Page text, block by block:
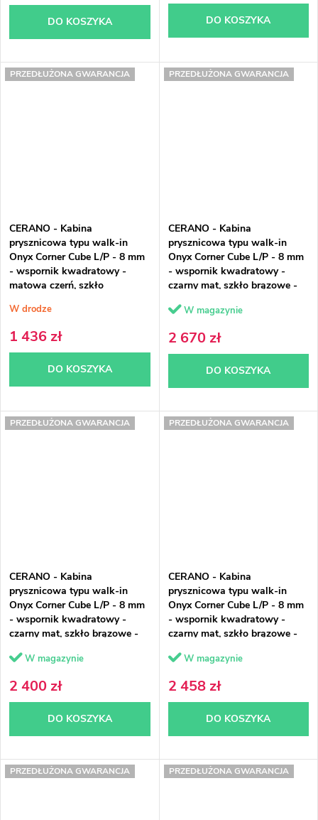
DO KOSZYKA DO KOSZYKA
PRZEDŁUŻONA GWARANCJA
CERANO - Kabina
prysznicowa typu walk-in
Onyx Corner Cube L/P - 8 mm
- wspornik kwadratowy -
matowa czerń, szkło
W drodze
1 436 zł
DO KOSZYKA
PRZEDŁUŻONA GWARANCJA
CERANO - Kabina
prysznicowa typu walk-in
Onyx Corner Cube L/P - 8 mm
- wspornik kwadratowy -
czarny mat, szkło brązowe -
W magazynie
2 670 zł
DO KOSZYKA
PRZEDŁUŻONA GWARANCJA
CERANO - Kabina
prysznicowa typu walk-in
Onyx Corner Cube L/P - 8 mm
- wspornik kwadratowy -
czarny mat, szkło brązowe -
W magazynie
2 400 zł
DO KOSZYKA
PRZEDŁUŻONA GWARANCJA
CERANO - Kabina
prysznicowa typu walk-in
Onyx Corner Cube L/P - 8 mm
- wspornik kwadratowy -
czarny mat, szkło brązowe -
W magazynie
2 458 zł
DO KOSZYKA
PRZEDŁUŻONA GWARANCJA PRZEDŁUŻONA GWARANCJA